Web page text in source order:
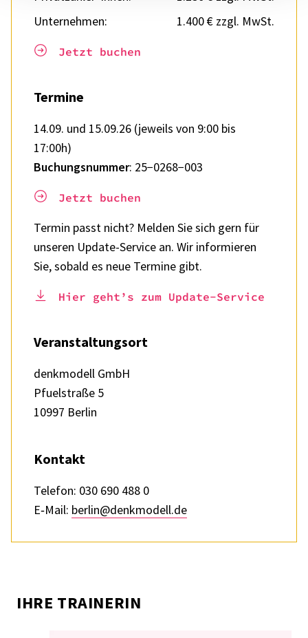
Unter­neh­men:
1.400 € zzgl. MwSt.
Jetzt buchen
Termine
14.09. und 15.09.26 (jeweils von 9:00 bis
17:00h)
Buchungs­num­mer: 25−0268−003
Jetzt buchen
Termin passt nicht? Melden Sie sich gern für
unse­ren Update-Service an. Wir infor­mie­ren
Sie, sobald es neue Termine gibt.
Hier geht’s zum Update-Service
Veran­stal­tungs­ort
denk­mo­dell GmbH
Pfuel­straße 5
10997 Berlin
Kontakt
Tele­fon: 030 690 488 0
E‑Mail: berlin@denkmodell.de
IHRE TRAI­NE­RIN